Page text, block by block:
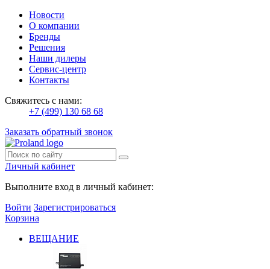
Новости
О компании
Бренды
Решения
Наши дилеры
Сервис-центр
Контакты
Свяжитесь с нами:
+7 (499) 130 68 68
Заказать обратный звонок
Личный кабинет
Выполните вход в личный кабинет:
Войти Зарегистрироваться
Корзина
ВЕЩАНИЕ